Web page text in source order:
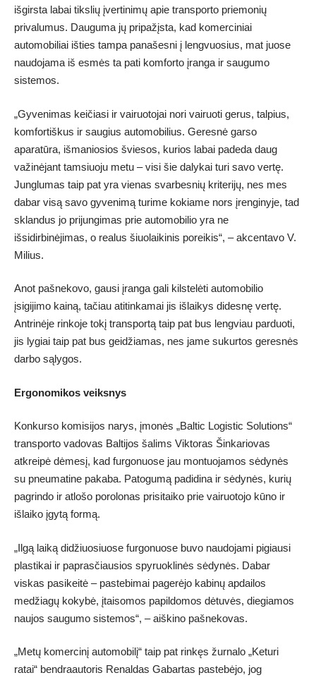
išgirsta labai tikslių įvertinimų apie transporto priemonių
privalumus. Dauguma jų pripažįsta, kad komerciniai
automobiliai išties tampa panašesni į lengvuosius, mat juose
naudojama iš esmės ta pati komforto įranga ir saugumo
sistemos.
„Gyvenimas keičiasi ir vairuotojai nori vairuoti gerus, talpius,
komfortiškus ir saugius automobilius. Geresnė garso
aparatūra, išmaniosios šviesos, kurios labai padeda daug
važinėjant tamsiuoju metu – visi šie dalykai turi savo vertę.
Junglumas taip pat yra vienas svarbesnių kriterijų, nes mes
dabar visą savo gyvenimą turime kokiame nors įrenginyje, tad
sklandus jo prijungimas prie automobilio yra ne
išsidirbinėjimas, o realus šiuolaikinis poreikis“, – akcentavo V.
Milius.
Anot pašnekovo, gausi įranga gali kilstelėti automobilio
įsigijimo kainą, tačiau atitinkamai jis išlaikys didesnę vertę.
Antrinėje rinkoje tokį transportą taip pat bus lengviau parduoti,
jis lygiai taip pat bus geidžiamas, nes jame sukurtos geresnės
darbo sąlygos.
Ergonomikos veiksnys
Konkurso komisijos narys, įmonės „Baltic Logistic Solutions“
transporto vadovas Baltijos šalims Viktoras Šinkariovas
atkreipė dėmesį, kad furgonuose jau montuojamos sėdynės
su pneumatine pakaba. Patogumą padidina ir sėdynės, kurių
pagrindo ir atlošo porolonas prisitaiko prie vairuotojo kūno ir
išlaiko įgytą formą.
„Ilgą laiką didžiuosiuose furgonuose buvo naudojami pigiausi
plastikai ir paprasčiausios spyruoklinės sėdynės. Dabar
viskas pasikeitė – pastebimai pagerėjo kabinų apdailos
medžiagų kokybė, įtaisomos papildomos dėtuvės, diegiamos
naujos saugumo sistemos“, – aiškino pašnekovas.
„Metų komercinį automobilį“ taip pat rinkęs žurnalo „Keturi
ratai“ bendraautoris Renaldas Gabartas pastebėjo, jog